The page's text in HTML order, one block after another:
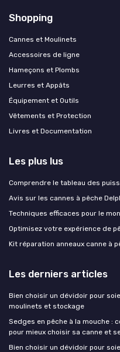
Shopping
Cannes et Moulinets
Accessoires de ligne
Hameçons et Plombs
Leurres et Appâts
Équipement et Outils
Vêtements et Protection
Livres et Documentation
Les plus lus
Comprendre le tableau des
Avis sur les cannes à pêche
Techniques efficaces pour le
Optimisez votre expérience de
Kit réparation anneaux canne à
Les derniers articles
Bien choisir un dévidoir pour
moulinets et stockage
Sedges en pêche à la mouche :
pour mieux choisir sa canne et
Bien choisir un dévidoir pour